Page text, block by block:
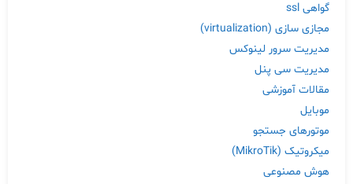
گواهی ssl
مجازی سازی (virtualization)
مدیریت سرور لینوکس
مدیریت سی پنل
مقالات آموزشی
موبایل
موتورهای جستجو
میکروتیک (MikroTik)
هوش مصنوعی